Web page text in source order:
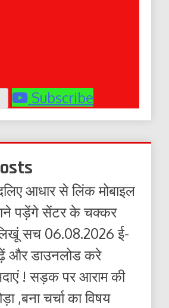
Subscribe
आधार से लिंक मोबाइल
पड़ेंगे सेंटर के चक्कर
सच 06.08.2026 ई-
और डाउनलोड करे
! सड़क पर आराम की
,बना चर्चा का विषय